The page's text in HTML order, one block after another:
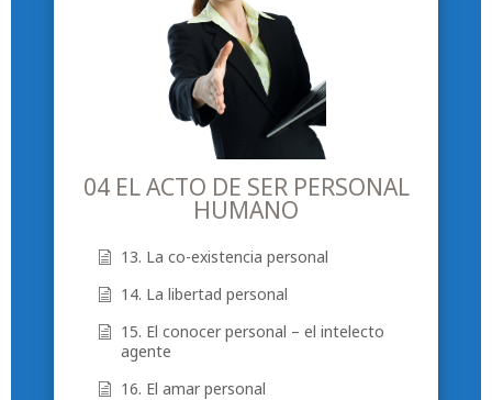
04 EL ACTO DE SER PERSONAL
HUMANO
13. La co-existencia personal
14. La libertad personal
15. El conocer personal – el intelecto
agente
16. El amar personal